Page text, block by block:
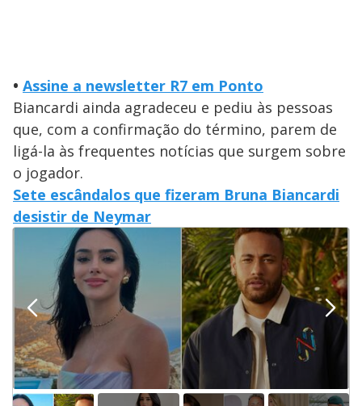
• Assine a newsletter R7 em Ponto
Biancardi ainda agradeceu e pediu às pessoas
que, com a confirmação do término, parem de
ligá-la às frequentes notícias que surgem sobre
o jogador.
Sete escândalos que fizeram Bruna Biancardi
desistir de Neymar